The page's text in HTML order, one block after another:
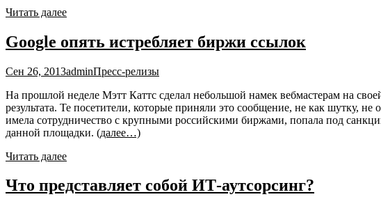
Читать далее
Google опять истребляет биржи ссылок
Сен 26, 2013adminПресс-релизы
На прошлой неделе Мэтт Каттс сделал небольшой намек вебмастерам на
результата. Те посетители, которые приняли это сообщение, не как шутку,
имела сотрудничество с крупными российскими биржами, попала под
данной площадки. (далее…)
Читать далее
Что представляет собой ИТ-аутсорсинг?